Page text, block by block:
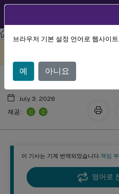
XenMobile Server 현재 릴리스
이 기사는 기계 번역되었습니다.책임
영어로
타사 고지 사항
July 3, 2026
제공::
C C
브라우저 기본 설정 언어로 웹사이
예 아니요